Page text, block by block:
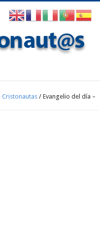
Cristonautas / Evangelio del día –